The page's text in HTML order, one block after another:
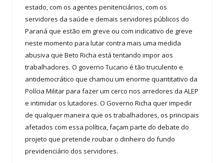
estado, com os agentes penitenciários, com os
servidores da saúde e demais servidores públicos do
Paraná que estão em greve ou com indicativo de greve
neste momento para lutar contra mais uma medida
abusiva que Beto Richa está tentando impor aos
trabalhadores. O governo Tucano é tão truculento e
antidemocrático que chamou um enorme quantitativo da
Polícia Militar para fazer um cerco nos arredores da ALEP
e intimidar os lutadores. O Governo Richa quer impedir
de qualquer maneira que os trabalhadores, os principais
afetados com essa política, façam parte do debate do
projeto que pretende roubar o dinheiro do fundo
previdenciário dos servidores.